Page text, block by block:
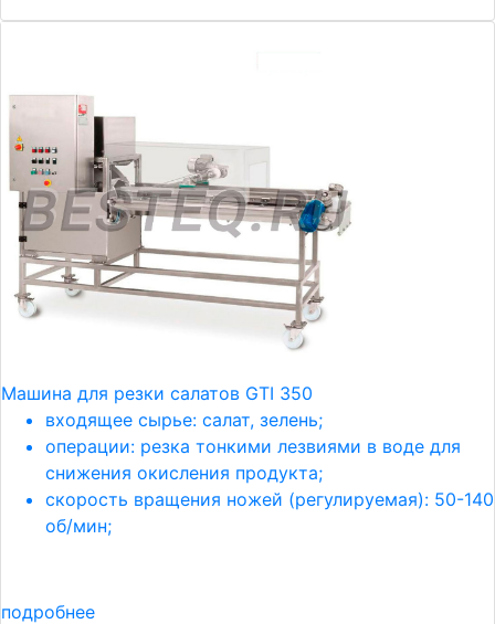
Машина для резки салатов GTI 350
входящее сырье: салат, зелень;
операции: резка тонкими лезвиями в воде для
снижения окисления продукта;
скорость вращения ножей (регулируемая): 50-140
об/мин;
подробнее